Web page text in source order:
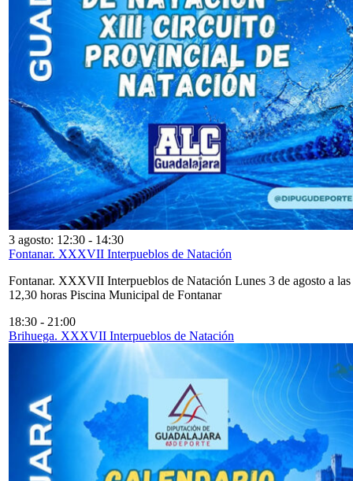
3 agosto: 12:30 - 14:30
Fontanar. XXXVII Interpueblos de Natación
Fontanar. XXXVII Interpueblos de Natación Lunes 3 de agosto a las
12,30 horas Piscina Municipal de Fontanar
18:30 - 21:00
Brihuega. XXXVII Interpueblos de Natación